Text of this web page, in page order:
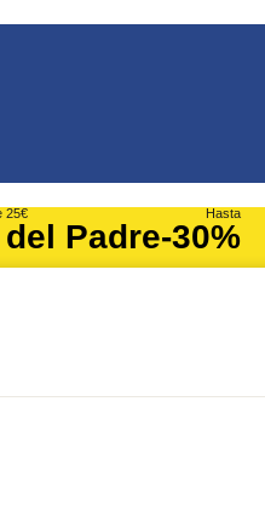
25€
Padre
Hasta
-30%